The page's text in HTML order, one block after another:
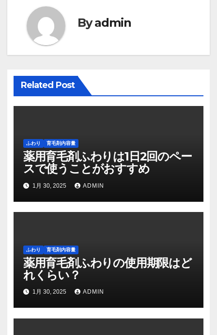
ビ
ゲ
ー
ョ
ン
Byadmin
Related Post
ふわり 育毛剤内容量
薬用育毛剤ふわりは1日2回のペー
スで使うことがおすすめ
1月 30, 2025 ADMIN
ふわり 育毛剤内容量
薬用育毛剤ふわりの使用期限はど
れくらい？
1月 30, 2025 ADMIN